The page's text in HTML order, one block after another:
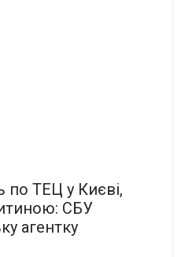
по ТЕЦ у Києві,
СБУ
агентку